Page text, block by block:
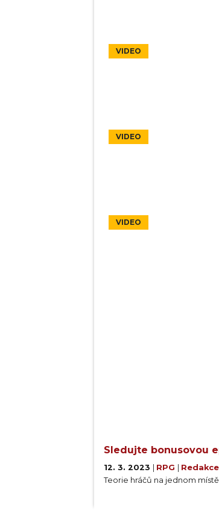
VIDEO
VIDEO
VIDEO
Sledujte bonusovou
12. 3. 2023 | RPG |
Teorie hráčů na jednom místě.